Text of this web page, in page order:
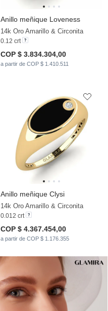
Anillo meñique Loveness
14k Oro Amarillo & Circonita
0.12 crt
COP $ 3.834.304,00
a partir de COP $ 1.410.511
Anillo meñique Clysi
14k Oro Amarillo & Circonita
0.012 crt
COP $ 4.367.454,00
a partir de COP $ 1.176.355